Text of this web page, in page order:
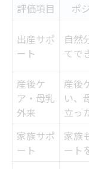
評価項目 ポ
出産サポ
ート
自然
てで
産後ケ
ア・母乳
外来
産後
い、
立っ
家族サポ
ート
家族
ート